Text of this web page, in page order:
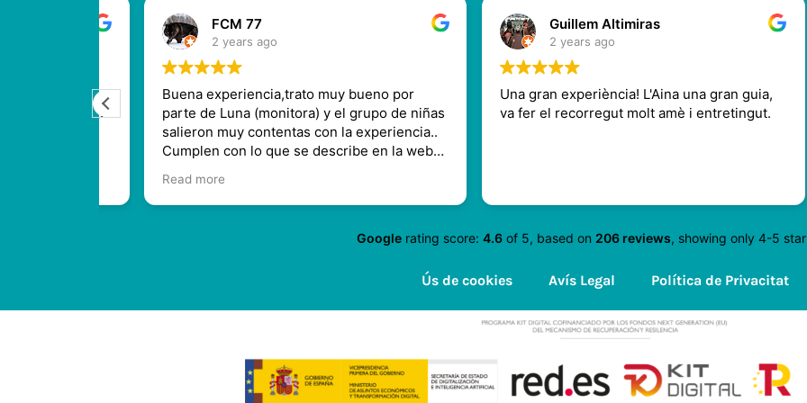
FCM 77
2 years ago
Buena experiencia,trato muy bueno por
parte de Luna (monitora) y el grupo de niñas
salieron muy contentas con la experiencia..
Cumplen con lo que se describe en la web
Read more
Guillem Altimiras
2 years ago
Una gran experiència! L'Aina una gran guia,
va fer el recorregut molt amè i entretingut.
Googlerating score: 4.6of 5, based on 206 reviews, showing only 4-5
Ús de cookies Avís Legal Política de Privacitat